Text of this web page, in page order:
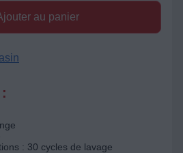
au panier
: 30 cycles de lavage